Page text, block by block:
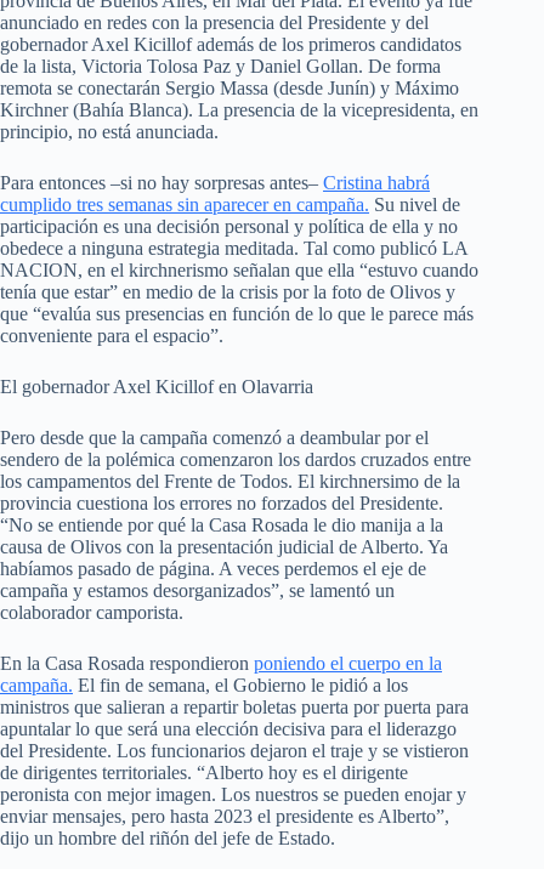
anunciado en redes con la presencia del Presidente y del
gobernador Axel Kicillof además de los primeros candidatos
de la lista, Victoria Tolosa Paz y Daniel Gollan. De forma
remota se conectarán Sergio Massa (desde Junín) y Máximo
Kirchner (Bahía Blanca). La presencia de la vicepresidenta, en
principio, no está anunciada.
Para entonces –si no hay sorpresas antes– Cristina habrá
cumplido tres semanas sin aparecer en campaña. Su nivel de
participación es una decisión personal y política de ella y no
obedece a ninguna estrategia meditada. Tal como publicó LA
NACION, en el kirchnerismo señalan que ella “estuvo cuando
tenía que estar” en medio de la crisis por la foto de Olivos y
que “evalúa sus presencias en función de lo que le parece más
conveniente para el espacio”.
El gobernador Axel Kicillof en Olavarria
Pero desde que la campaña comenzó a deambular por el
sendero de la polémica comenzaron los dardos cruzados entre
los campamentos del Frente de Todos. El kirchnersimo de la
provincia cuestiona los errores no forzados del Presidente.
“No se entiende por qué la Casa Rosada le dio manija a la
causa de Olivos con la presentación judicial de Alberto. Ya
habíamos pasado de página. A veces perdemos el eje de
campaña y estamos desorganizados”, se lamentó un
colaborador camporista.
En la Casa Rosada respondieron poniendo el cuerpo en la
campaña. El fin de semana, el Gobierno le pidió a los
ministros que salieran a repartir boletas puerta por puerta para
apuntalar lo que será una elección decisiva para el liderazgo
del Presidente. Los funcionarios dejaron el traje y se vistieron
de dirigentes territoriales. “Alberto hoy es el dirigente
peronista con mejor imagen. Los nuestros se pueden enojar y
enviar mensajes, pero hasta 2023 el presidente es Alberto”,
dijo un hombre del riñón del jefe de Estado.